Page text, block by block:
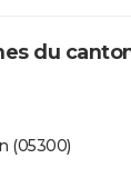
du
(05300)